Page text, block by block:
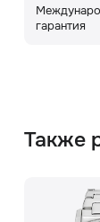
гарантия
Также